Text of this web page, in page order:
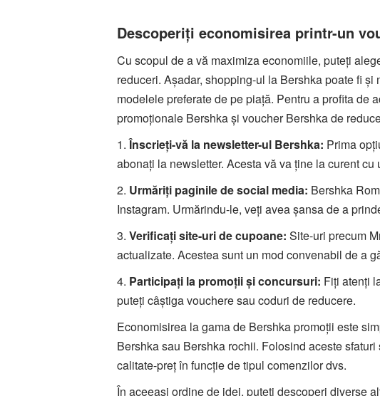
Descoperiți economisirea printr-un
Cu scopul de a vă maximiza economiile, puteți
reduceri. Așadar, shopping-ul la Bershka poate fi
modelele preferate de pe piață. Pentru a profita de
promoționale Bershka și voucher Bershka de
1.Înscrieți-vă la newsletter-ul Bershka: Prima
abonați la newsletter. Acesta vă va ține la curent
2. Urmăriți paginile de social media: Bershka
Instagram. Urmărindu-le, veți avea șansa de a
3.Verificați site-uri de cupoane: Site-uri precum
actualizate. Acestea sunt un mod convenabil de a
4. Participați la promoții și concursuri: Fiți atenți
puteți câștiga vouchere sau coduri de reducere.
Economisirea la gama de Bershka promoții este
Bershka sau Bershka rochii. Folosind aceste
calitate-preț în funcție de tipul comenzilor dvs.
În aceeași ordine de idei, puteți descoperi diverse